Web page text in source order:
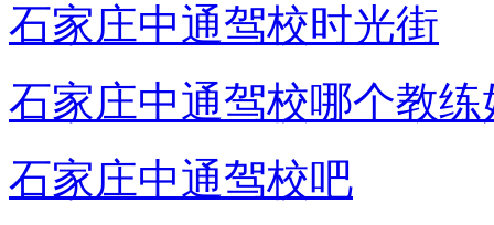
石家庄中通驾校时光街
石家庄中通驾校哪个教练
石家庄中通驾校吧